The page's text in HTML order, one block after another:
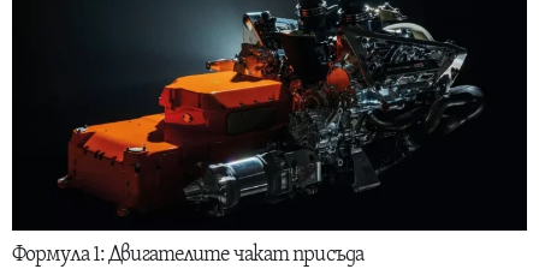
Формула 1: Двигателите чакат присъда